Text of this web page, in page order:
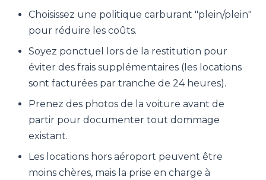
Choisissez une politique carburant "plein/plein"
pour réduire les coûts.
Soyez ponctuel lors de la restitution pour
éviter des frais supplémentaires (les locations
sont facturées par tranche de 24 heures).
Prenez des photos de la voiture avant de
partir pour documenter tout dommage
existant.
Les locations hors aéroport peuvent être
moins chères, mais la prise en charge à